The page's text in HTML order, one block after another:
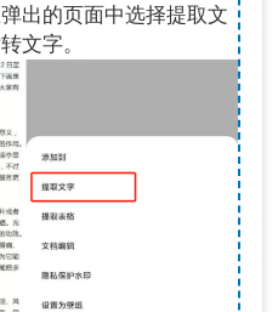
出的页面中选择提取文
文字。